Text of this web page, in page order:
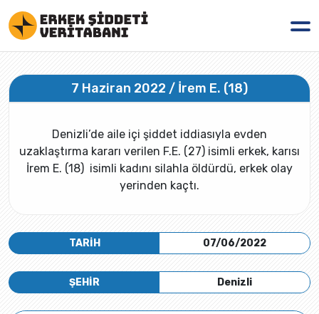
7 Haziran 2022 / İrem E. (18)
Denizli’de aile içi şiddet iddiasıyla evden
uzaklaştırma kararı verilen F.E. (27) isimli erkek, karısı
İrem E. (18) isimli kadını silahla öldürdü, erkek olay
yerinden kaçtı.
TARİH 07/06/2022
Denizli
ŞEHİR